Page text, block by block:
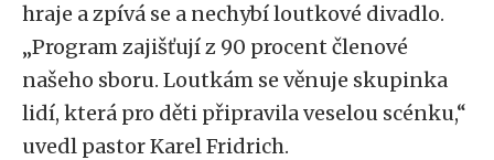
hraje a zpívá se a nechybí loutkové divadlo.
„Program zajišťují z 90 procent členové
našeho sboru. Loutkám se věnuje skupinka
lidí, která pro děti připravila veselou scénku,“
uvedl pastor Karel Fridrich.